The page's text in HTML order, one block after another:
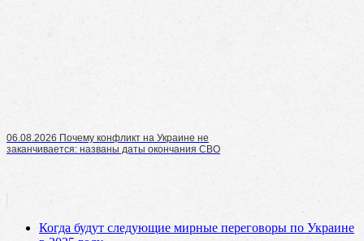
06.08.2026 Почему конфликт на Украине не
заканчивается: названы даты окончания СВО
Когда будут следующие мирные переговоры по Украине